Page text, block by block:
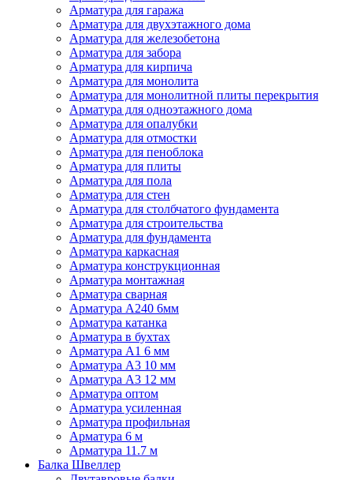
Арматура для гаража
Арматура для двухэтажного дома
Арматура для железобетона
Арматура для забора
Арматура для кирпича
Арматура для монолита
Арматура для монолитной плиты перекрытия
Арматура для одноэтажного дома
Арматура для опалубки
Арматура для отмостки
Арматура для пеноблока
Арматура для плиты
Арматура для пола
Арматура для стен
Арматура для столбчатого фундамента
Арматура для строительства
Арматура для фундамента
Арматура каркасная
Арматура конструкционная
Арматура монтажная
Арматура сварная
Арматура А240 6мм
Арматура катанка
Арматура в бухтах
Арматура А1 6 мм
Арматура А3 10 мм
Арматура А3 12 мм
Арматура оптом
Арматура усиленная
Арматура профильная
Арматура 6 м
Арматура 11.7 м
Балка Швеллер